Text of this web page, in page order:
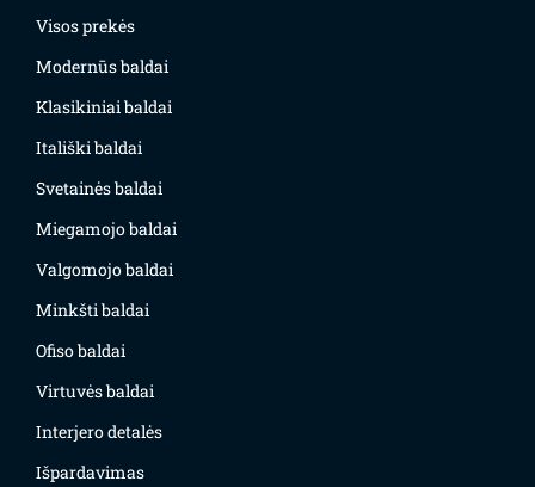
Visos prekės
Modernūs baldai
Klasikiniai baldai
Itališki baldai
Svetainės baldai
Miegamojo baldai
Valgomojo baldai
Minkšti baldai
Ofiso baldai
Virtuvės baldai
Interjero detalės
Išpardavimas